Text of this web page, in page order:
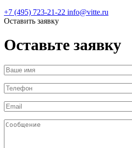
+7 (495) 723-21-22 info@vitte.ru
Оставить заявку
Оставьте заявку